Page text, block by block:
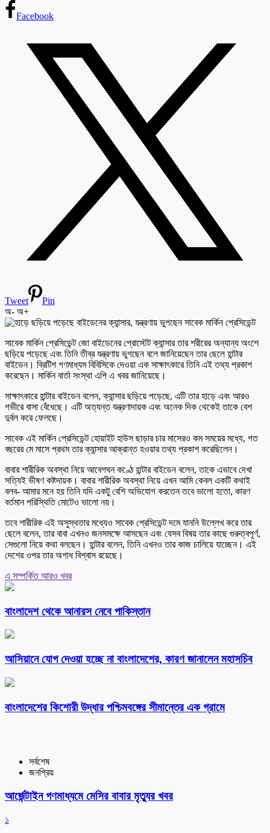
Facebook
Tweet
Pin
অ- অ+
সাবেক মার্কিন প্রেসিডেন্ট জো বাইডেনের প্রোস্টেট ক্যান্সার তার শরীরের অন্যান্য অংশে
ছড়িয়ে পড়েছে এবং তিনি তীব্র যন্ত্রণায় ভুগছেন বলে জানিয়েছেন তার ছেলে হান্টার
বাইডেন। ব্রিটিশ গণমাধ্যম বিবিসিকে দেওয়া এক সাক্ষাৎকারে তিনি এই তথ্য প্রকাশ
করেছেন। মার্কিন বার্তা সংস্থা এপি এ খবর জানিয়েছে।
সাক্ষাৎকারে হান্টার বাইডেন বলেন, ক্যান্সার ছড়িয়ে পড়েছে, এটি তার হাড়ে এবং আরও
গভীরে বাসা বেঁধেছে। এটি অত্যন্ত যন্ত্রণাদায়ক এবং অনেক দিক থেকেই তাকে বেশ
দুর্বল করে ফেলছে।
সাবেক এই মার্কিন প্রেসিডেন্ট হোয়াইট হাউস ছাড়ার চার মাসেরও কম সময়ের মধ্যে, গত
বছরের মে মাসে প্রথম তার ক্যান্সার আক্রান্ত হওয়ার তথ্য প্রকাশ করেছিলেন।
বাবার শারীরিক অবস্থা নিয়ে আবেগঘন কণ্ঠে হান্টার বাইডেন বলেন, তাকে এভাবে দেখা
সত্যিই ভীষণ কষ্টদায়ক। বাবার শারীরিক অবস্থা নিয়ে এখন আমি কেবল একটি কথাই
বলব- আমার মনে হয় তিনি যদি একটু বেশি অভিযোগ করতেন তবে ভালো হতো, কারণ
বর্তমান পরিস্থিতি মোটেও ভালো নয়।
তবে শারীরিক এই অসুস্থতার মধ্যেও সাবেক প্রেসিডেন্ট দমে যাননি উল্লেখ করে তার
ছেলে বলেন, তার বাবা এখনও জনসমক্ষে আসছেন এবং যেসব বিষয় তার কাছে গুরুত্বপূর্ণ,
সেগুলো নিয়ে কথা বলছেন। হান্টার বলেন, তিনি এখনও তার কাজ চালিয়ে যাচ্ছেন। এই
দেশের ওপর তার অগাধ বিশ্বাস রয়েছে।
এ সম্পর্কিত আরও খবর
বাংলাদেশ থেকে আনারস নেবে পাকিস্তান
আসিয়ানে যোগ দেওয়া হচ্ছে না বাংলাদেশের, কারণ জানালেন মহাসচিব
বাংলাদেশের কিশোরী উদ্ধার পশ্চিমবঙ্গের সীমান্তের এক গ্রামে
সর্বশেষ
জনপ্রিয়
আর্জেন্টাইন গণমাধ্যমে মেসির বাবার মৃত্যুর খবর
১